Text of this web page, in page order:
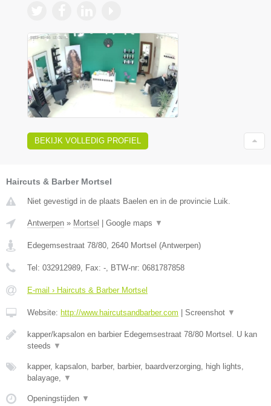
BEKIJK VOLLEDIG PROFIEL
Haircuts & Barber Mortsel
Niet gevestigd in de plaats Baelen en in de provincie Luik.
Antwerpen » Mortsel Google maps ▼
Edegemsestraat 78/80, 2640 Mortsel (Antwerpen)
Tel: 032912989, Fax: -, BTW-nr: 0681787858
E-mail › Haircuts & Barber Mortsel
Website: http://www.haircutsandbarber.com Screenshot ▼
kapper/kapsalon en barbier Edegemsestraat 78/80 Mortsel. U kan
steeds ▼
kapper, kapsalon, barber, barbier, baardverzorging, high lights,
balayage, ▼
Openingstijden ▼